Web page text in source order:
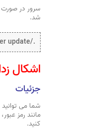
سرور در صورت
شد.
./codwawserver update
اشکال
جزئیات
شما می
مانند رمز
کنید.